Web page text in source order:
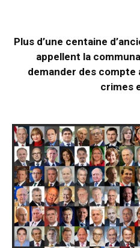
Plus d’une centaine
appellent la
demander des compte
crimes